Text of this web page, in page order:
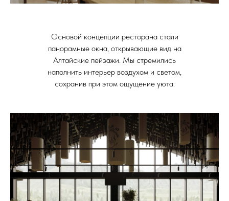
Основой концепции ресторана стали
панорамные окна, открывающие вид на
Алтайские пейзажи. Мы стремились
наполнить интерьер воздухом и светом,
сохранив при этом ощущение уюта.